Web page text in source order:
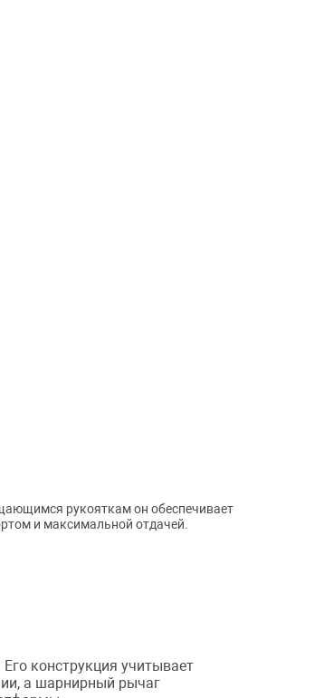
рукояткам он обеспечивает
и максимальной отдачей.
конструкция учитывает
а шарнирный рычаг